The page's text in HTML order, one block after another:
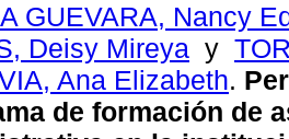
GUEVARA, Nancy
Deisy Mireya y
Ana Elizabeth.
de formación de